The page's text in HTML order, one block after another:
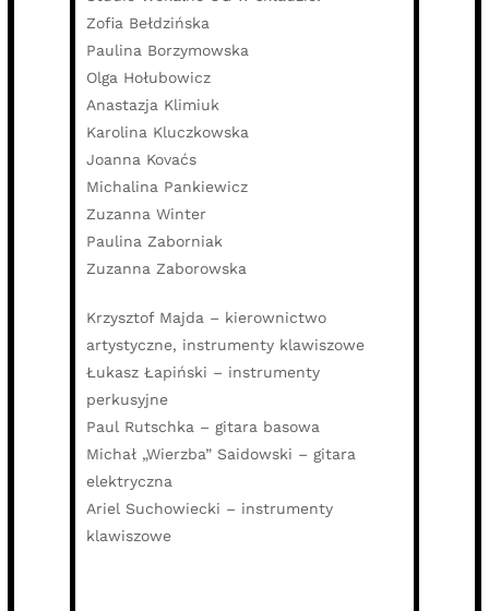
Zofia Bełdzińska
Paulina Borzymowska
Olga Hołubowicz
Anastazja Klimiuk
Karolina Kluczkowska
Joanna Kovaćs
Michalina Pankiewicz
Zuzanna Winter
Paulina Zaborniak
Zuzanna Zaborowska
Krzysztof Majda – kierownictwo
artystyczne, instrumenty klawiszowe
Łukasz Łapiński – instrumenty
perkusyjne
Paul Rutschka – gitara basowa
Michał „Wierzba” Saidowski – gitara
elektryczna
Ariel Suchowiecki – instrumenty
klawiszowe